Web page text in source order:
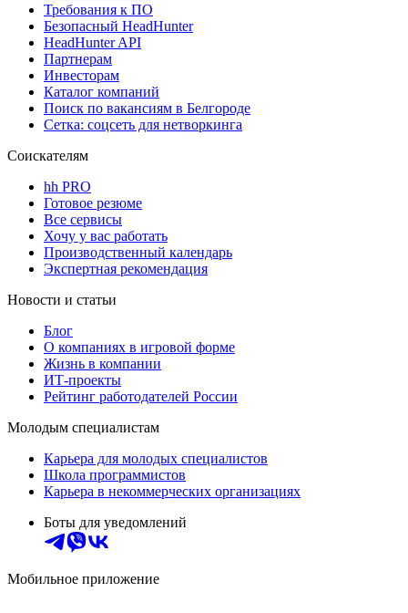
Требования к ПО
Безопасный HeadHunter
HeadHunter API
Партнерам
Инвесторам
Каталог компаний
Поиск по вакансиям в Белгороде
Сетка: соцсеть для нетворкинга
Соискателям
hh PRO
Готовое резюме
Все сервисы
Хочу у вас работать
Производственный календарь
Экспертная рекомендация
Новости и статьи
Блог
О компаниях в игровой форме
Жизнь в компании
ИТ-проекты
Рейтинг работодателей России
Молодым специалистам
Карьера для молодых специалистов
Школа программистов
Карьера в некоммерческих организациях
Боты для уведомлений
Мобильное приложение